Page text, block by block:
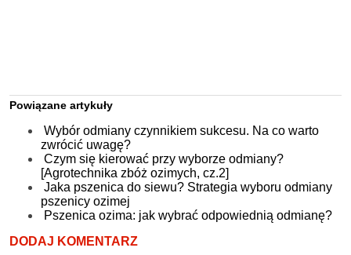
Powiązane artykuły
Wybór odmiany czynnikiem sukcesu. Na co warto
zwrócić uwagę?
Czym się kierować przy wyborze odmiany?
[Agrotechnika zbóż ozimych, cz.2]
Jaka pszenica do siewu? Strategia wyboru odmiany
pszenicy ozimej
Pszenica ozima: jak wybrać odpowiednią odmianę?
DODAJ KOMENTARZ